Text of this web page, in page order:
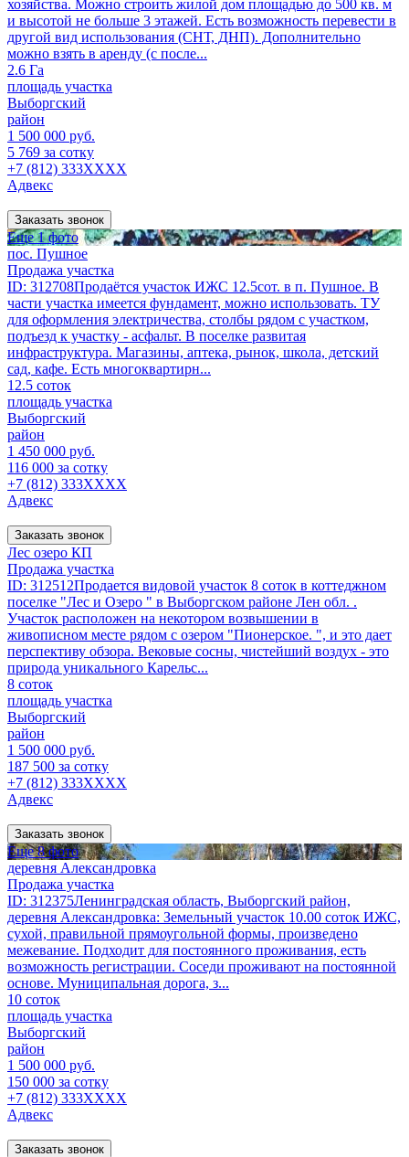
хозяйства. Можно строить жилой дом площадью до 500 кв. м
и высотой не больше 3 этажей. Есть возможность перевести в
другой вид использования (СНТ, ДНП). Дополнительно
можно взять в аренду (с после...
2.6 Га
площадь участка
Выборгский
район
1 500 000 руб.
5 769 за сотку
+7 (812) 333XXXX
Адвекс
Заказать звонок
Еще 1 фото
пос. Пушное
Продажа участка
ID: 312708Продаётся участок ИЖС 12.5сот. в п. Пушное. В
части участка имеется фундамент, можно использовать. ТУ
для оформления электричества, столбы рядом с участком,
подъезд к участку - асфальт. В поселке развитая
инфраструктура. Магазины, аптека, рынок, школа, детский
сад, кафе. Есть многоквартирн...
12.5 соток
площадь участка
Выборгский
район
1 450 000 руб.
116 000 за сотку
+7 (812) 333XXXX
Адвекс
Заказать звонок
Лес озеро КП
Продажа участка
ID: 312512Продается видовой участок 8 соток в коттеджном
поселке "Лес и Озеро " в Выборгском районе Лен обл. .
Участок расположен на некотором возвышении в
живописном месте рядом с озером "Пионерское. ", и это дает
перспективу обзора. Вековые сосны, чистейший воздух - это
природа уникального Карельс...
8 соток
площадь участка
Выборгский
район
1 500 000 руб.
187 500 за сотку
+7 (812) 333XXXX
Адвекс
Заказать звонок
Еще 8 фото
деревня Александровка
Продажа участка
ID: 312375Ленинградская область, Выборгский район,
деревня Александровка: Земельный участок 10.00 соток ИЖС,
сухой, правильной прямоугольной формы, произведено
межевание. Подходит для постоянного проживания, есть
возможность регистрации. Соседи проживают на постоянной
основе. Муниципальная дорога, з...
10 соток
площадь участка
Выборгский
район
1 500 000 руб.
150 000 за сотку
+7 (812) 333XXXX
Адвекс
Заказать звонок